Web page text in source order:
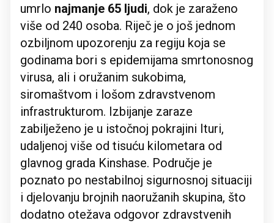
umrlo najmanje 65 ljudi, dok je zaraženo
više od 240 osoba. Riječ je o još jednom
ozbiljnom upozorenju za regiju koja se
godinama bori s epidemijama smrtonosnog
virusa, ali i oružanim sukobima,
siromaštvom i lošom zdravstvenom
infrastrukturom. Izbijanje zaraze
zabilježeno je u istočnoj pokrajini Ituri,
udaljenoj više od tisuću kilometara od
glavnog grada Kinshase. Područje je
poznato po nestabilnoj sigurnosnoj situaciji
i djelovanju brojnih naoružanih skupina, što
dodatno otežava odgovor zdravstvenih